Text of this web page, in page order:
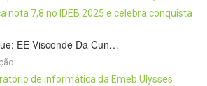
EE Visconde Da Cun…